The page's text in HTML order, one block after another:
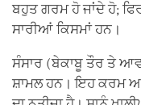
ਬਹੁਤ ਗਰਮ ਹੋ ਜਾਂਦੇ ਹੋ;
ਸਾਰੀਆਂ ਕਿਸਮਾਂ ਹਨ।
ਸੰਸਾਰ (ਬੇਕਾਬੂ ਤੌਰ ਤੇ
ਸ਼ਾਮਲ ਹਨ। ਇਹ ਕਰਮ